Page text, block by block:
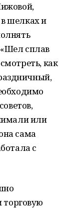
шелках и
сплав
как
или
сама
с